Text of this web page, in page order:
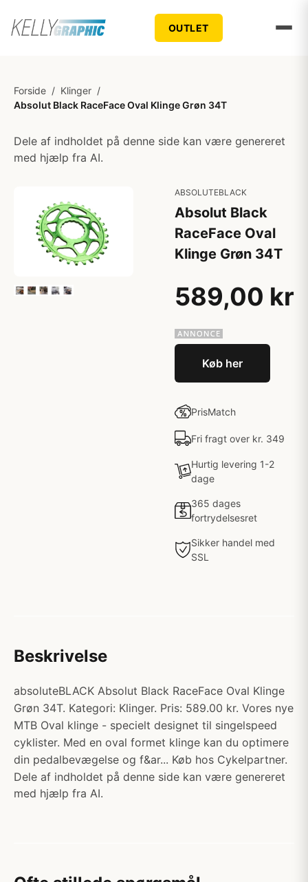
OUTLET
Forside / Klinger /
Absolut Black RaceFace Oval Klinge Grøn 34T
Dele af indholdet på denne side kan være genereret
med hjælp fra AI.
ABSOLUTEBLACK
Absolut Black
RaceFace Oval
Klinge Grøn 34T
589,00 kr
Køb her
PrisMatch
Fri fragt over kr. 349
Hurtig levering 1-2
dage
365 dages
fortrydelsesret
Sikker handel med
SSL
Beskrivelse
absoluteBLACK Absolut Black RaceFace Oval Klinge
Grøn 34T. Kategori: Klinger. Pris: 589.00 kr. Vores nye
MTB Oval klinge - specielt designet til singelspeed
cyklister. Med en oval formet klinge kan du optimere
din pedalbevægelse og f&ar... Køb hos Cykelpartner.
Dele af indholdet på denne side kan være genereret
med hjælp fra AI.